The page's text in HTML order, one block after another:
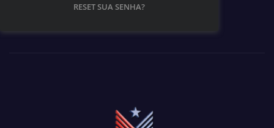
RESET SUA SENHA?